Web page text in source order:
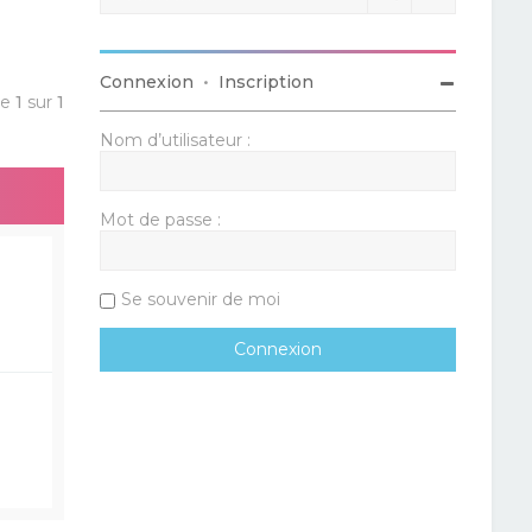
1 sur1
Connexion • Inscription
Nom d’utilisateur :
Mot de passe :
Se souvenir de moi